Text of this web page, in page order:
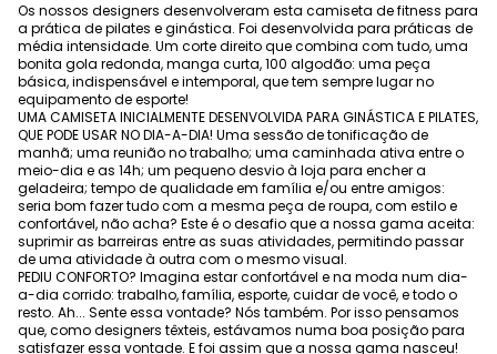
Os nossos designers desenvolveram esta camiseta de fitness para
a prática de pilates e ginástica. Foi desenvolvida para práticas de
média intensidade. Um corte direito que combina com tudo, uma
bonita gola redonda, manga curta, 100 algodão: uma peça
básica, indispensável e intemporal, que tem sempre lugar no
equipamento de esporte!
UMA CAMISETA INICIALMENTE DESENVOLVIDA PARA GINÁSTICA E PILATES,
QUE PODE USAR NO DIA-A-DIA! Uma sessão de tonificação de
manhã; uma reunião no trabalho; uma caminhada ativa entre o
meio-dia e as 14h; um pequeno desvio à loja para encher a
geladeira; tempo de qualidade em família e/ou entre amigos:
seria bom fazer tudo com a mesma peça de roupa, com estilo e
confortável, não acha? Este é o desafio que a nossa gama aceita:
suprimir as barreiras entre as suas atividades, permitindo passar
de uma atividade à outra com o mesmo visual.
PEDIU CONFORTO? Imagina estar confortável e na moda num dia-
a-dia corrido: trabalho, família, esporte, cuidar de você, e todo o
resto. Ah... Sente essa vontade? Nós também. Por isso pensamos
que, como designers têxteis, estávamos numa boa posição para
satisfazer essa vontade. E foi assim que a nossa gama nasceu!